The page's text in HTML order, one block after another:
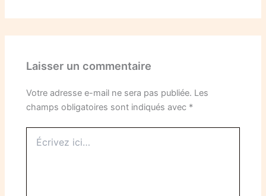
Laisser un commentaire
Votre adresse e-mail ne sera pas publiée. Les
champs obligatoires sont indiqués avec *
ici…